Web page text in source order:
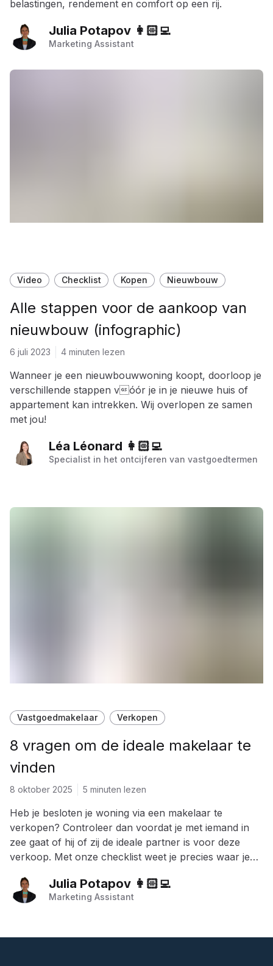
belastingen, rendement en comfort op een rij.
Julia Potapov 👩🏻‍💻
Marketing Assistant
Video Checklist Kopen Nieuwbouw
Alle stappen voor de aankoop van
nieuwbouw (infographic)
6 juli 2023 4 minuten lezen
Wanneer je een nieuwbouwwoning koopt, doorloop je
verschillende stappen vóór je in je nieuwe huis of
appartement kan intrekken. Wij overlopen ze samen
met jou!
Léa Léonard 👩🏻‍💻
Specialist in het ontcijferen van vastgoedtermen
Vastgoedmakelaar Verkopen
8 vragen om de ideale makelaar te
vinden
8 oktober 2025 5 minuten lezen
Heb je besloten je woning via een makelaar te
verkopen? Controleer dan voordat je met iemand in
zee gaat of hij of zij de ideale partner is voor deze
verkoop. Met onze checklist weet je precies waar je
Julia Potapov 👩🏻‍💻
Marketing Assistant